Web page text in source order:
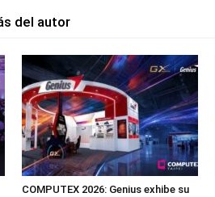
del autor
COMPUTEX 2026: Genius exhibe su